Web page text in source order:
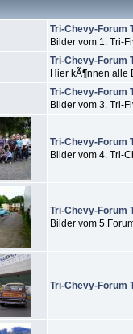
Tri-Chevy-Forum
Bilder vom 1. Tri-
Tri-Chevy-Forum
Hier kÃ¶nnen alle
Tri-Chevy-Forum
Bilder vom 3. Tri-
Tri-Chevy-Forum
Bilder vom 4. Tri-
Tri-Chevy-Forum
Bilder vom
Tri-Chevy-Forum